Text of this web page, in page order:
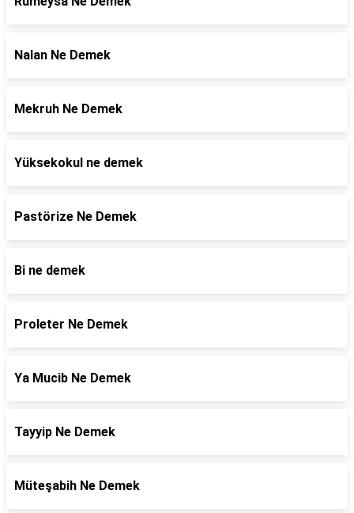
Nalan Ne Demek
Mekruh Ne Demek
Yüksekokul ne demek
Pastörize Ne Demek
Bi ne demek
Proleter Ne Demek
Ya Mucib Ne Demek
Tayyip Ne Demek
Müteşabih Ne Demek